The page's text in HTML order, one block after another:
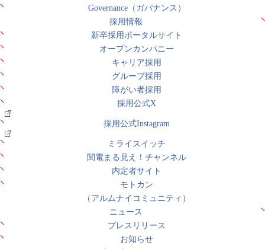
Governance（ガバナンス）
採用情報
新卒採用ポータルサイト
オープンカンパニー
キャリア採用
グループ採用
障がい者採用
採用公式X
採用公式Instagram
ミライスイッチ
関電まる見え！チャンネル
内定者サイト
モトカン
（アルムナイコミュニティ）
ニュース
プレスリリース
お知らせ